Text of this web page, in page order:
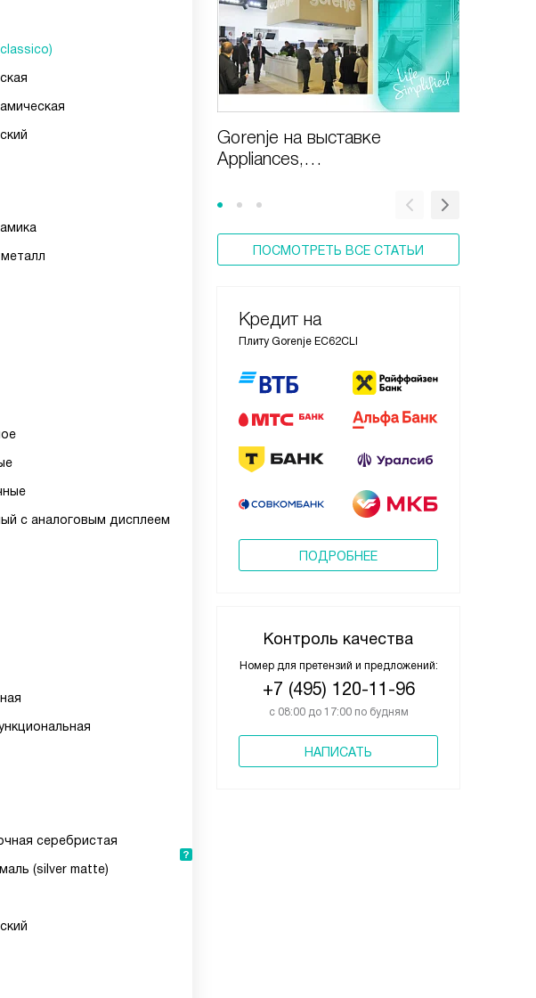
Gorenje на выставке
Appliances,
ПОСМОТРЕТЬ ВСЕ СТАТЬИ
Кредит на
Плиту Gorenje EC62CLI
ПОДРОБНЕЕ
Контроль качества
Номер для претензий и предложений:
+7 (495) 120-11-96
с 08:00 до 17:00 по будням
НАПИСАТЬ
с аналоговым дисплеем
серебристая
(silver matte)